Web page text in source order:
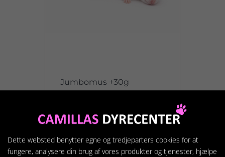
Jumbomus +30g
Vis produkt
Dette websted benytter egne og tredjeparters cookies for at
fungere, analysere din brug af vores produkter og tjenester, hjælpe